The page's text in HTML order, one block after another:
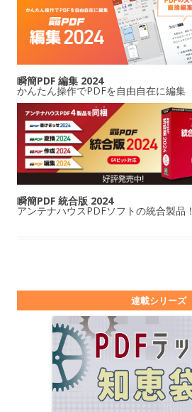
瞬簡PDF 編集 2024
かんたん操作でPDFを自由自在に編集
瞬簡PDF 統合版 2024
アンテナハウスPDFソフトの統合製品！
連載シリーズ